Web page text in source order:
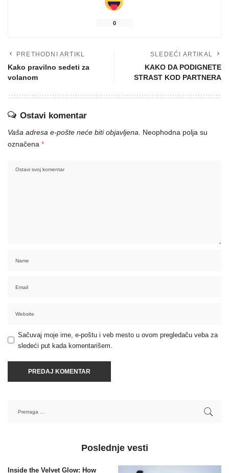
0
PRETHODNI ARTIKL
Kako pravilno sedeti za
volanom
SLEDEĆI ARTIKAL
KAKO DA PODIGNETE
STRAST KOD PARTNERA
Ostavi komentar
Vaša adresa e-pošte neće biti objavljena.
Neophodna polja su
označena *
Sačuvaj moje ime, e-poštu i veb mesto u ovom pregledaču veba za
sledeći put kada komentarišem.
Poslednje vesti
Inside the Velvet Glow: How